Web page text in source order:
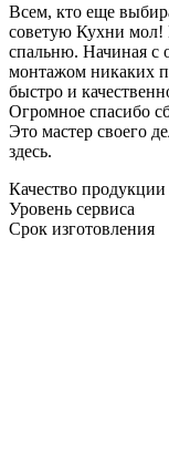
Всем, кто еще
советую Кухни мол!
спальню. Начиная с
монтажом никаких
быстро и
Огромное спасибо
Это мастер своего
здесь.
Качество продукции
Уровень сервиса
Срок изготовления